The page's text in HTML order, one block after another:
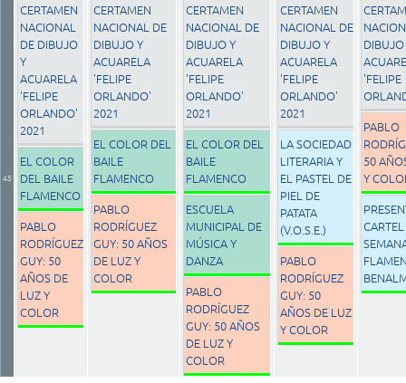
45
CERTAMEN
NACIONAL
DE DIBUJO
Y
ACUARELA
'FELIPE
ORLANDO'
2021
EL COLOR
DEL BAILE
FLAMENCO
PABLO
RODRÍGUEZ
GUY: 50
AÑOS DE
LUZ Y
COLOR
CERTAMEN
NACIONAL DE
DIBUJO Y
ACUARELA
'FELIPE
ORLANDO'
2021
EL COLOR DEL
BAILE
FLAMENCO
PABLO
RODRÍGUEZ
GUY: 50 AÑOS
DE LUZ Y
COLOR
CERTAMEN
NACIONAL DE
DIBUJO Y
ACUARELA
'FELIPE
ORLANDO'
2021
EL COLOR DEL
BAILE
FLAMENCO
ESCUELA
MUNICIPAL DE
MÚSICA Y
DANZA
PABLO
RODRÍGUEZ
GUY: 50 AÑOS
DE LUZ Y
COLOR
CERTAMEN
NACIONAL DE
DIBUJO Y
ACUARELA
'FELIPE
ORLANDO'
2021
LA SOCIEDAD
LITERARIA Y
EL PASTEL DE
PIEL DE
PATATA
(V.O.S.E.)
PABLO
RODRÍGUEZ
GUY: 50
AÑOS DE LUZ
Y COLOR
'FELIPE
PABLO
50
Y